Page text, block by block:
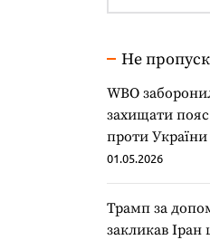
Не
WBO
захищати пояс
проти України
01.05.2026
Трамп за
закликав